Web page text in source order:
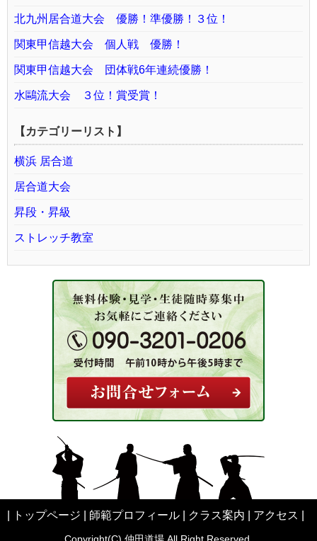
北九州居合道大会 優勝！準優勝！３位！
関東甲信越大会 個人戦 優勝！
関東甲信越大会 団体戦6年連続優勝！
水鷗流大会 ３位！賞受賞！
【カテゴリーリスト】
横浜 居合道
居合道大会
昇段・昇級
ストレッチ教室
トップページ 師範プロフィール クラス案内 アクセス